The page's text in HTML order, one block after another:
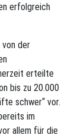
erfolgreich
von der
erteilte
bis zu 20.000
schwer“ vor.
im
allem für die